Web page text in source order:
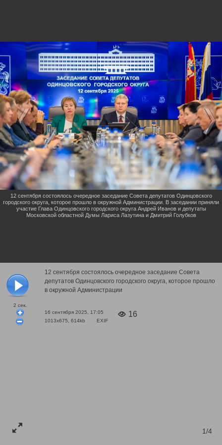
2 сек.
12 сентября состоялось очередное заседание Совета
депутатов Одинцовского городского округа, которое прошло
в окружной Администрации
16 сентября 2025, 17:05
1013x675, 614kb
EXIF
16
1/4
12 сентября состоялось очередное заседание Совета депутатов Одинцовского
городского округа, которое прошло в окружной Администрации. В заседании приняли
участие Глава Одинцовского городского округа Андрей Иванов и депутаты
Московской областной Думы Лариса Лазутина и Дмитрий Голубков